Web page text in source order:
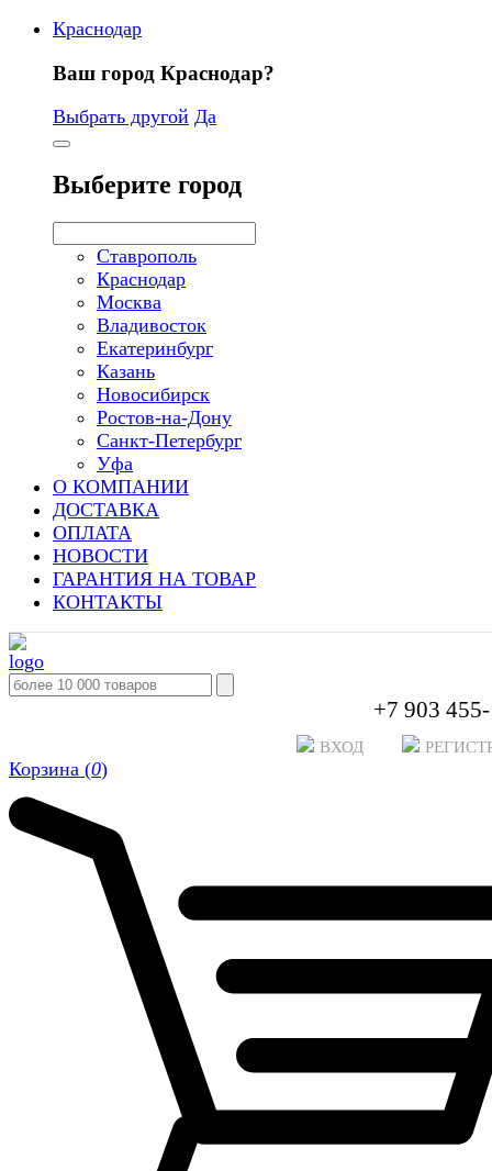
Краснодар
Ваш город Краснодар?
Выбрать другой Да
Выберите город
Ставрополь
Краснодар
Москва
Владивосток
Екатеринбург
Казань
Новосибирск
Ростов-на-Дону
Санкт-Петербург
Уфа
О КОМПАНИИ
ДОСТАВКА
ОПЛАТА
НОВОСТИ
ГАРАНТИЯ НА ТОВАР
КОНТАКТЫ
+7 903
ВХОД
Корзина (0)